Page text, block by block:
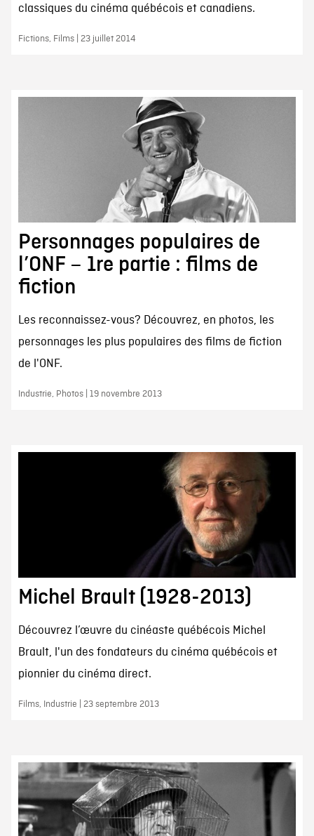
classiques du cinéma québécois et canadiens.
Fictions, Films | 23 juillet 2014
Personnages populaires de
l’ONF – 1re partie : films de
fiction
Les reconnaissez-vous? Découvrez, en photos, les
personnages les plus populaires des films de fiction
de l'ONF.
Industrie, Photos | 19 novembre 2013
Michel Brault (1928-2013)
Découvrez l’œuvre du cinéaste québécois Michel
Brault, l'un des fondateurs du cinéma québécois et
pionnier du cinéma direct.
Films, Industrie | 23 septembre 2013